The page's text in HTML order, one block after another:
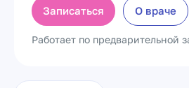
Записаться О враче
Работает по предварительной